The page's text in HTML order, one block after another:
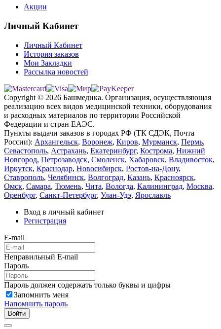
Акции
Личный Кабинет
Личный Кабинет
История заказов
Мои Закладки
Рассылка новостей
Copyright © 2026 Башмедика. Организация, осуществляющая
реализацию всех видов медицинской техники, оборудования
и расходных материалов по территории Российской
Федерации и стран ЕАЭС.
Пункты выдачи заказов в городах РФ (ТК СДЭК, Почта
России): Архангельск, Воронеж, Киров, Мурманск, Пермь,
Севастополь, Астрахань, Екатеринбург, Кострома, Нижний
Новгород, Петрозаводск, Смоленск, Хабаровск, Владивосток,
Иркутск, Краснодар, Новосибирск, Ростов-на-Дону,
Ставрополь, Челябинск, Волгоград, Казань, Красноярск,
Омск, Самара, Тюмень, Чита, Вологда, Калининград, Москва,
Оренбург, Санкт-Петербург, Улан-Удэ, Ярославль
Вход в личный кабинет
Регистрация
E-mail
Неправильный E-mail
Пароль
Пароль должен содержать только буквы и цифры
Запомнить меня
Напомнить пароль
Войти